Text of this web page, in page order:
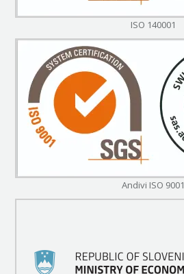
ISO 140001
Andivi ISO 9001